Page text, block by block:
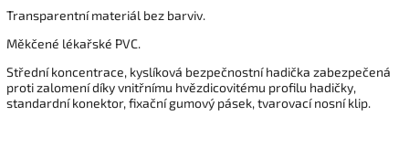
Transparentní materiál bez barviv.
Měkčené lékařské PVC.
Střední koncentrace, kyslíková bezpečnostní hadička zabezpečená
proti zalomení díky vnitřnímu hvězdicovitému profilu hadičky,
standardní konektor, fixační gumový pásek, tvarovací nosní klip.